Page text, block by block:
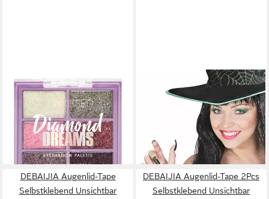
SUNKISSED
Lidschatten Diamond Dreams
Glitzer Lidschatten Palette 6 x
11,91 €
(1.804,55 €/ 1 kg)
lieferbar in 2 Wochen
Bandwimpern Glitzer
Wimpern und Künstliche
Nägel Set Grün
lieferbar - in 2-3 Werktagen bei dir
DEBAIJIA Augenlid-Tape
Selbstklebend Unsichtbar
DEBAIJIA Augenlid-Tape 2Pcs
Selbstklebend Unsichtbar